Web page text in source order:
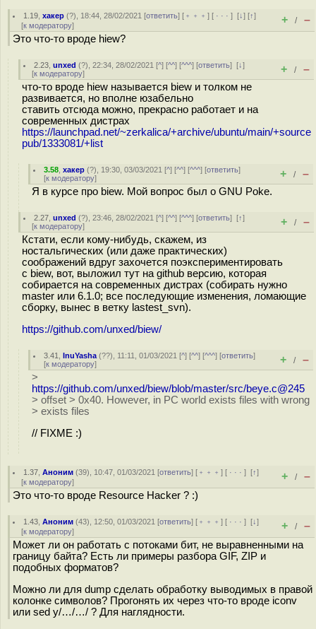
1.19 ,хакер (?), 18:44, 28/02/2021 [ответить] [ ﹢﹢﹢] [ · · ·][↓] [↑]
[к модератору] + / –
Это что-то вроде hiew?
2.23 ,unxed (?), 22:34, 28/02/2021 [^] [^^] [^^^] [ответить][↓]
[к модератору] + / –
что-то вроде hiew называется biew и толком не
развивается, но вполне юзабельно
ставить отсюда можно, прекрасно работает и на
современных дистрах
https://launchpad.net/~zerkalica/+archive/ubuntu/main/+source
pub/1333081/+list
3.58 ,хакер (?), 19:30, 03/03/2021 [^] [^^] [^^^] [ответить]
[к модератору] + / –
Я в курсе про biew. Мой вопрос был о GNU Poke.
2.27 ,unxed (?), 23:46, 28/02/2021 [^] [^^] [^^^] [ответить][↑]
[к модератору] + / –
Кстати, если кому-нибудь, скажем, из
ностальгических (или даже практических)
соображений вдруг захочется поэкспериментировать
с biew, вот, выложил тут на github версию, которая
собирается на современных дистрах (собирать нужно
master или 6.1.0; все последующие изменения, ломающие
сборку, вынес в ветку lastest_svn).
https://github.com/unxed/biew/
3.41 ,InuYasha (??), 11:11, 01/03/2021 [^] [^^] [^^^] [ответить]
[к модератору] + / –
>
https://github.com/unxed/biew/blob/master/src/beye.c@245
> offset > 0x40. However, in PC world exists files with wrong
> exists files
// FIXME :)
1.37 ,Аноним (39), 10:47, 01/03/2021 [ответить] [ ﹢﹢﹢] [ · · ·][↑]
[к модератору] + / –
Это что-то вроде Resource Hacker ? :)
1.43 ,Аноним (43), 12:50, 01/03/2021 [ответить] [ ﹢﹢﹢] [ · · ·][↓]
[к модератору] + / –
Может ли он работать с потоками бит, не выравненными на
границу байта? Есть ли примеры разбора GIF, ZIP и
подобных форматов?
Можно ли для dump сделать обработку выводимых в правой
колонке символов? Прогонять их через что-то вроде iconv
или sed y/…/…/ ? Для наглядности.